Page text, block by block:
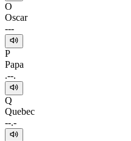
O
Oscar
---
P
Papa
.--.
Q
Quebec
--.-